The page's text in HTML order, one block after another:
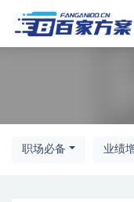
职场必备 业绩